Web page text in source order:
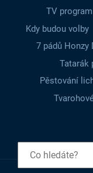
TV program
Kdy budou volby
7 pádů Honzy
Tatarák
Pěstování